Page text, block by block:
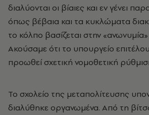
διαλύονται οι βίαιες και εν γένει
όπως βέβαια και τα κυκλώματα
το κόλπο βασίζεται στην
Ακούσαμε ότι το υπουργείο
προωθεί σχετική νομοθετική
Το σχολείο της μεταπολίτευσης
διαλύθηκε οργανωμένα. Από τη